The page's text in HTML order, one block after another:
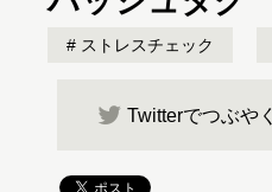
ストレスチェック
Twitterでつぶやく